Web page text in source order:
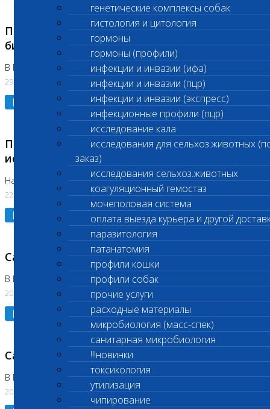
генетические комплексы собак
гистология и цитология
гормоны
гормоны (профили)
инфекции и инвазии (ифа)
инфекции и инвазии (пцр)
инфекции и инвазии (экспресс)
инфекционные профили (пцр)
исследование кала
исследования для сельхоз.животных
заказ)
исследования сельхоз.животных
коагуляционный гемостаз
мочеполовая система
оплата выезда курьера и другой
паразитология
патанатомия
профили кошки
профили собак
прочие услуги
расходные материалы
микробиология (масс-спек)
санитарная микробиология
!!!новинки
токсикология
утилизация
чипирование
Приостановлено выполнение срочных
биохимических исследований
В Бутово 29.07.26
29.07.2026
Подробнее
Приостановлено выполнение биохимических
исследований
На Нагорной. Код ( 123,310,309)
22.07.2026
Подробнее
Санитарные дни
В Коломне 24.07.2026 и 28.07.2026
20.07.2026
Подробнее
Санитарный день
В Бутово 21.07.2026
20.07.2026